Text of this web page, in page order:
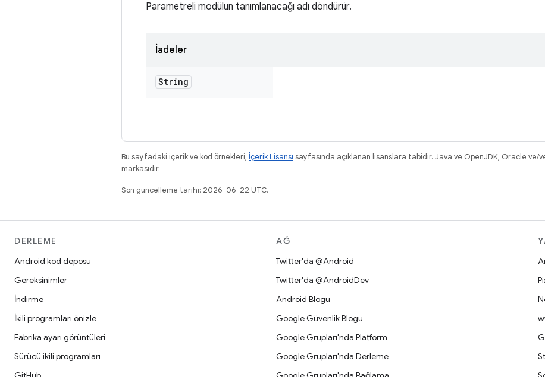
Parametreli modülün tanımlanacağı adı döndürür.
İadeler
String
Bu sayfadaki içerik ve kod örnekleri, İçerik Lisansı sayfasında açıklanan lisanslara tabidir. Java ve OpenJDK, Oracle ve/
markasıdır.
Son güncelleme tarihi: 2026-06-22 UTC.
DERLEME
Android kod deposu
Gereksinimler
İndirme
İkili programları önizle
Fabrika ayarı görüntüleri
Sürücü ikili programları
AĞ
Twitter'da @Android
Twitter'da @AndroidDev
Android Blogu
Google Güvenlik Blogu
Google Grupları'nda Platform
Google Grupları'nda Derleme